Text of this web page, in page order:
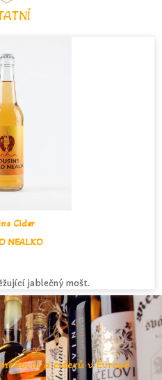
Cider
NEALKO
jablečný mošt.
a ciderů v Evropě